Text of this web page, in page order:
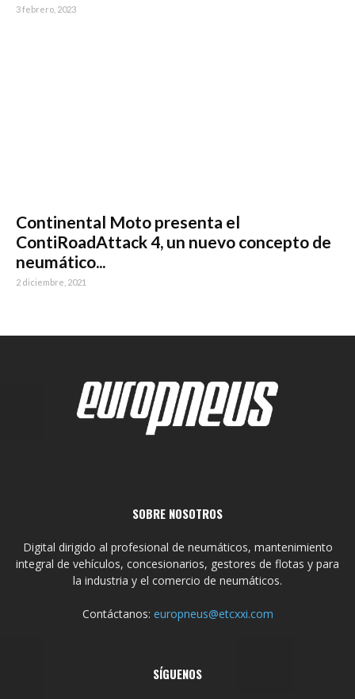
3 febrero, 2023
Continental Moto presenta el
ContiRoadAttack 4, un nuevo concepto de
neumático...
2 diciembre, 2021
SOBRE NOSOTROS
Digital dirigido al profesional de neumáticos, mantenimiento
integral de vehículos, concesionarios, gestores de flotas y para
la industria y el comercio de neumáticos.
Contáctanos: europneus@etcxxi.com
SÍGUENOS